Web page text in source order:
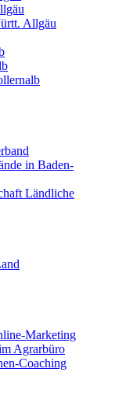
Allgäu
in Baden-
Ländliche
Marketing
Agrarbüro
Coaching